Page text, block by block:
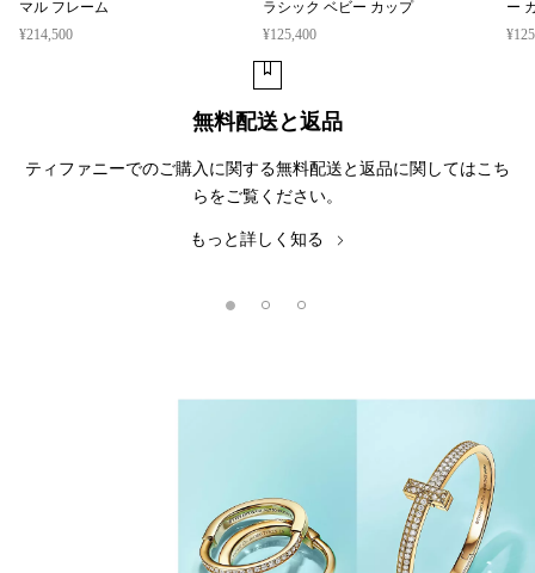
マル フレーム
¥214,500
ラシック ベビー カップ
¥125,400
ー
無料配送と返品
ティファニーでのご購入に関する無料配送と返品に関してはこち
らをご覧ください。
もっと詳しく知る